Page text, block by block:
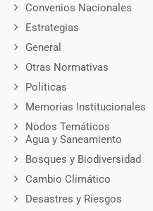
Convenios Nacionales
Estrategias
General
Otras Normativas
Políticas
Memorias Institucionales
Nodos Temáticos
Agua y Saneamiento
Bosques y Biodiversidad
Cambio Climático
Desastres y Riesgos